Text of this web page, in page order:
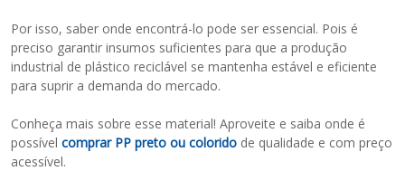
Por isso, saber onde encontrá-lo pode ser essencial. Pois é
preciso garantir insumos suficientes para que a produção
industrial de plástico reciclável se mantenha estável e eficiente
para suprir a demanda do mercado.
Conheça mais sobre esse material! Aproveite e saiba onde é
possívelcomprar PP preto ou colorido de qualidade e com preço
acessível.